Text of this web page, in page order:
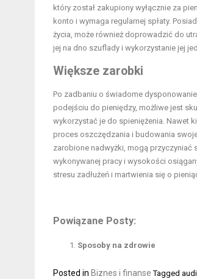
który został zakupiony wyłącznie za
konto i wymaga regularnej spłaty.
życia, może również doprowadzić do
jej na dno szuflady i wykorzystanie jej
Większe zarobki
Po zadbaniu o świadome
podejściu do pieniędzy, możliwe jest
wykorzystać je do spieniężenia. Nawet
proces oszczędzania i budowania
zarobione nadwyżki, mogą przyczyniać
wykonywanej pracy i wysokości
stresu zadłużeń i martwienia się o
Powiązane Posty:
Sposoby na zdrowie
Posted in Biznes i finanse Tagged audi